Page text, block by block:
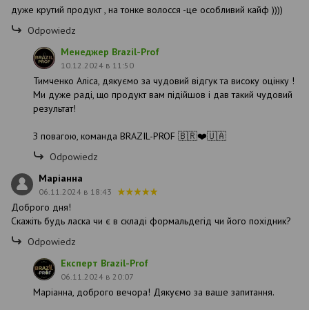
дуже крутий продукт , на тонке волосся -це особливий кайф ))))
Odpowiedz
Менеджер Brazil-Prof
10.12.2024 в 11:50
Тимченко Аліса, дякуємо за чудовий відгук та високу оцінку !
Ми дуже раді, що продукт вам підійшов і дав такий чудовий
результат!
З повагою, команда BRAZIL-PROF 🇧🇷❤️🇺🇦
Odpowiedz
Маріанна
06.11.2024 в 18:43
Доброго дня!
Скажіть будь ласка чи є в складі формальдегід чи його похідник?
Odpowiedz
Експерт Brazil-Prof
06.11.2024 в 20:07
Маріанна, доброго вечора! Дякуємо за ваше запитання.